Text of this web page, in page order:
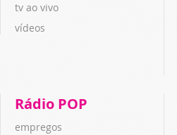
tv ao vivo
vídeos
Rádio POP
empregos